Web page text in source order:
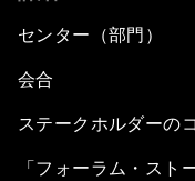
センター（部門）
会合
ステークホルダーの
「フォーラム・スト